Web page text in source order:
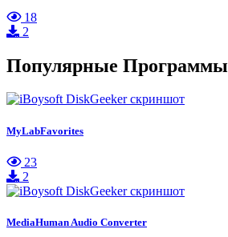
18
2
Популярные Программы
MyLabFavorites
23
2
MediaHuman Audio Converter